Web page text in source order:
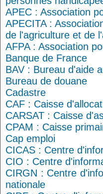
APEC : Association
APECITA :
de l'agriculture et de
AFPA : Association
Banque de France
BAV : Bureau d'aide
Bureau de douane
Cadastre
CAF : Caisse
CARSAT : Caisse
CPAM : Caisse
Cap emploi
CICAS : Centre
CIO : Centre
CIRGN : Centre
nationale